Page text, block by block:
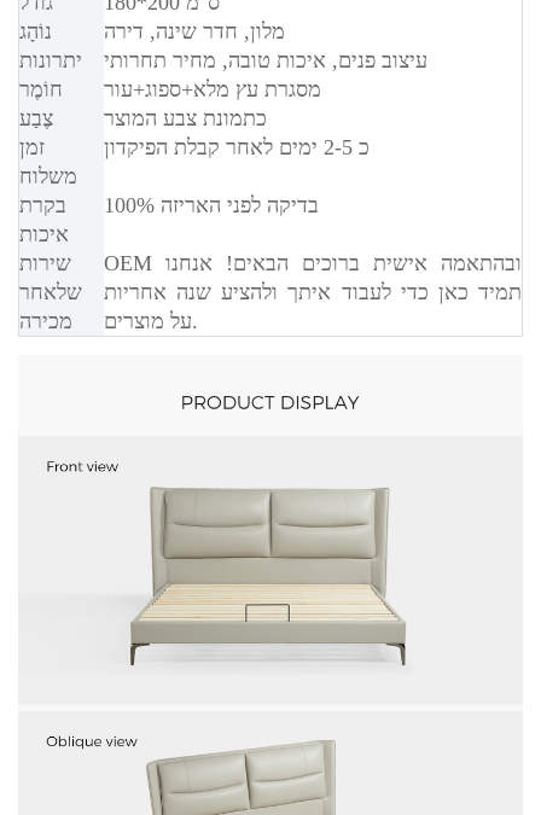
נוֹהָג
מלון, חדר שינה, דירה
יתרונות
עיצוב פנים, איכות טובה, מחיר תחרותי
חוֹמֶר
מסגרת עץ מלא+ספוג+עור
צֶבַע
כתמונת צבע המוצר
זמן
משלוח
כ 2-5 ימים לאחר קבלת הפיקדון
בקרת
איכות
100% בדיקה לפני האריזה
שירות
שלאחר
מכירה
OEM ובהתאמה אישית ברוכים הבאים! אנחנו
תמיד כאן כדי לעבוד איתך ולהציע שנה אחריות
על מוצרים.